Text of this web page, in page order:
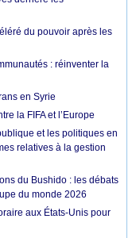
du pouvoir après les
: réinventer la
en Syrie
la FIFA et l’Europe
et les politiques en
relatives à la gestion
du Bushido : les débats
du monde 2026
aux États-Unis pour